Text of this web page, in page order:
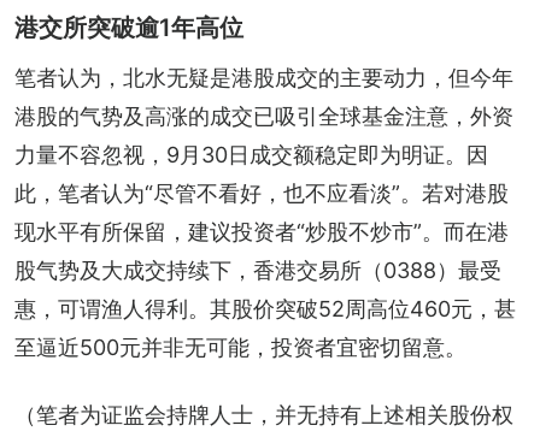
港交所突破逾1年高位
笔者认为，北水无疑是港股成交的主要动力，但今年
港股的气势及高涨的成交已吸引全球基金注意，外资
力量不容忽视，9月30日成交额稳定即为明证。因
此，笔者认为“尽管不看好，也不应看淡”。若对港股
现水平有所保留，建议投资者“炒股不炒市”。而在港
股气势及大成交持续下，香港交易所（0388）最受
惠，可谓渔人得利。其股价突破52周高位460元，甚
至逼近500元并非无可能，投资者宜密切留意。
（笔者为证监会持牌人士，并无持有上述相关股份权